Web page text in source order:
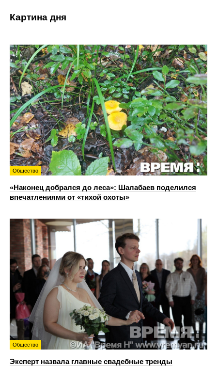
Картина дня
Общество
«Наконец добрался до леса»: Шалабаев поделился
впечатлениями от «тихой охоты»
Общество
Эксперт назвала главные свадебные тренды